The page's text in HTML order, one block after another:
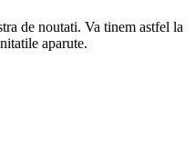
de noutati. Va tinem astfel la
aparute.